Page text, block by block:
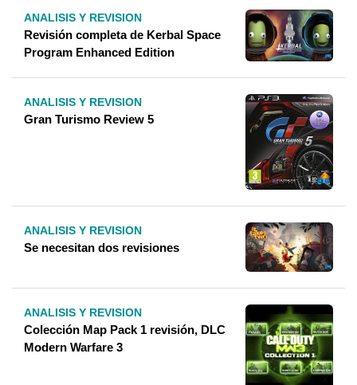
ANALISIS Y REVISION
Revisión completa de Kerbal Space
Program Enhanced Edition
ANALISIS Y REVISION
Gran Turismo Review 5
ANALISIS Y REVISION
Se necesitan dos revisiones
ANALISIS Y REVISION
Colección Map Pack 1 revisión, DLC
Modern Warfare 3